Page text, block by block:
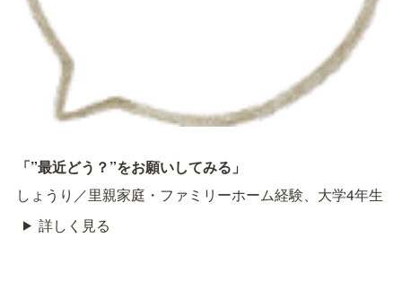
「”最近どう？”をお願いしてみる」
しょうり／里親家庭・ファミリーホーム経験、大学4年生
詳しく見る